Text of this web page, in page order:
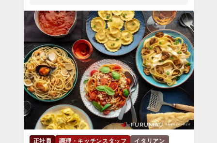
正社員 調理・キッチンスタッフ イタリアン